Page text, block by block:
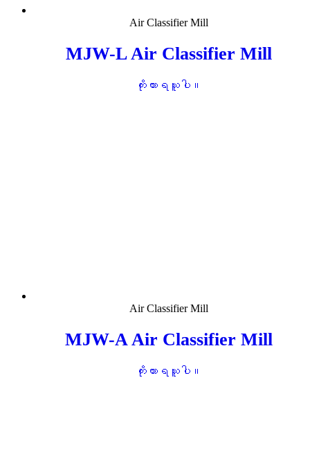
Air Classifier Mill
MJW-L Air Classifier Mill
ကိုးကားရယူပါ။
Air Classifier Mill
MJW-A Air Classifier Mill
ကိုးကားရယူပါ။